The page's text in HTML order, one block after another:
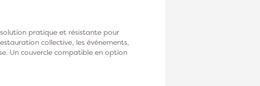
pratique et résistante pour
collective, les événements,
Un couvercle compatible en option